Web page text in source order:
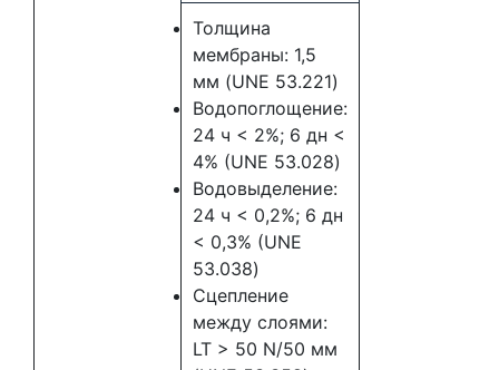
Толщина
мембраны: 1,5
мм (UNE 53.221)
Водопоглощение:
24 ч < 2%; 6 дн <
4% (UNE 53.028)
Водовыделение:
24 ч < 0,2%; 6 дн
< 0,3% (UNE
53.038)
Сцепление
между слоями:
LT > 50 N/50 мм